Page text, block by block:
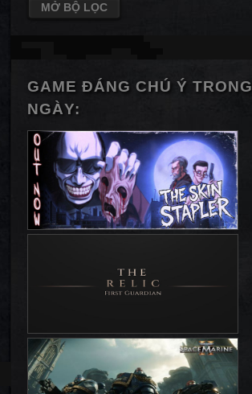
MỞ BỘ LỌC
GAME ĐÁNG CHÚ Ý TRONG
NGÀY: